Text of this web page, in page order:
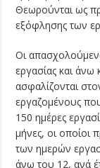
Θεωρούνται ως
εξόφλησης των
Οι
εργασίας και
ασφαλίζονται
εργαζομένους
150 ημέρες
μήνες, οι οποίοι
των ημερών
άνω του 12, ανά